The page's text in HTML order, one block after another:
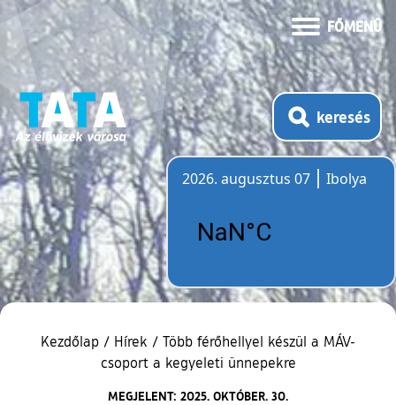
FŐMENÜ
keresés
2026. augusztus 07
Ibolya
Kezdőlap / Hírek / Több férőhellyel készül a MÁV-
csoport a kegyeleti ünnepekre
MEGJELENT: 2025. OKTÓBER. 30.